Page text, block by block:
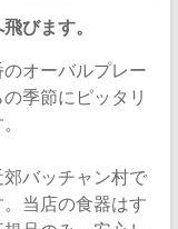
びます。
オーバルプレー
季節にピッタリ
バッチャン村で
当店の食器はす